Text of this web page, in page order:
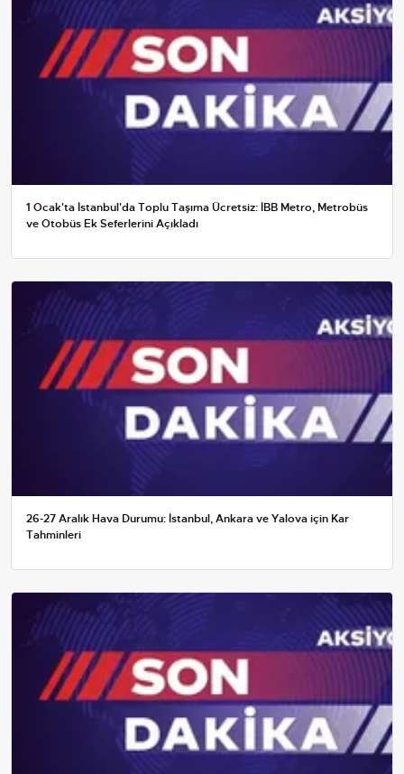
1 Ocak'ta İstanbul'da Toplu Taşıma Ücretsiz: İBB Metro, Metrobüs
ve Otobüs Ek Seferlerini Açıkladı
26-27 Aralık Hava Durumu: İstanbul, Ankara ve Yalova için Kar
Tahminleri